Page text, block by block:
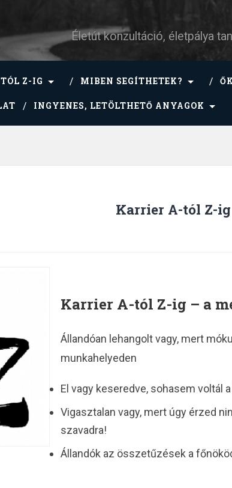
Életút konzultáció, életpálya
Z-IG MIBEN SEGÍTHETEK?
INGYENES, LETÖLTHETŐ ANYAGOK
Karrier A-tól Z-ig
Karrier A-tól Z-ig – a
Állandóan lehangolt vagy, mert
munkahelyeden
El vagy keseredve, sohasem voltál
Vigasztalan vagy, mert úgy érzed
szavadra!
Állandók az összetűzések a